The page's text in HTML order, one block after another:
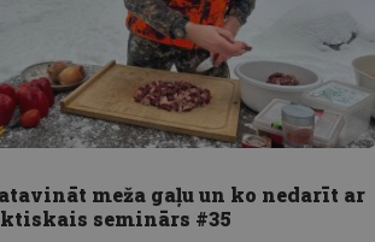
meža gaļu un ko nedarīt ar
seminārs #35